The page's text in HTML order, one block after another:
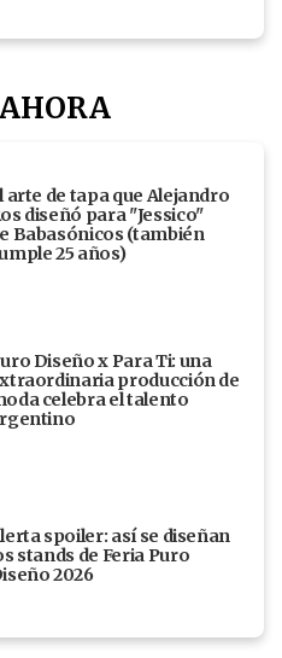
arte de tapa que Alejandro
diseñó para "Jessico"
Babasónicos (también
25 años)
Diseño x Para Ti: una
producción de
celebra el talento
spoiler: así se diseñan
stands de Feria Puro
2026